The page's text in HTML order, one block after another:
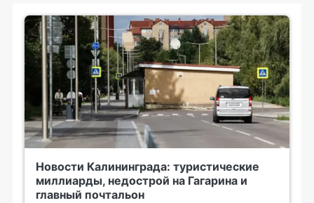
Новости Калининграда: туристические
миллиарды, недострой на Гагарина и
главный почтальон